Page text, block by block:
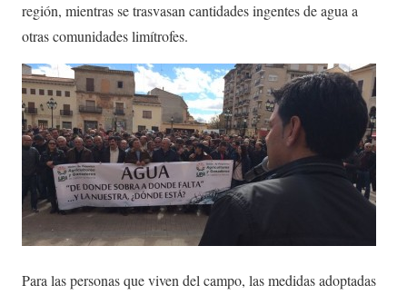
región, mientras se trasvasan cantidades ingentes de agua a
otras comunidades limítrofes.
Para las personas que viven del campo, las medidas adoptadas